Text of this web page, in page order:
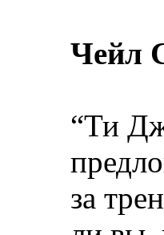
Чейл
“Ти
за